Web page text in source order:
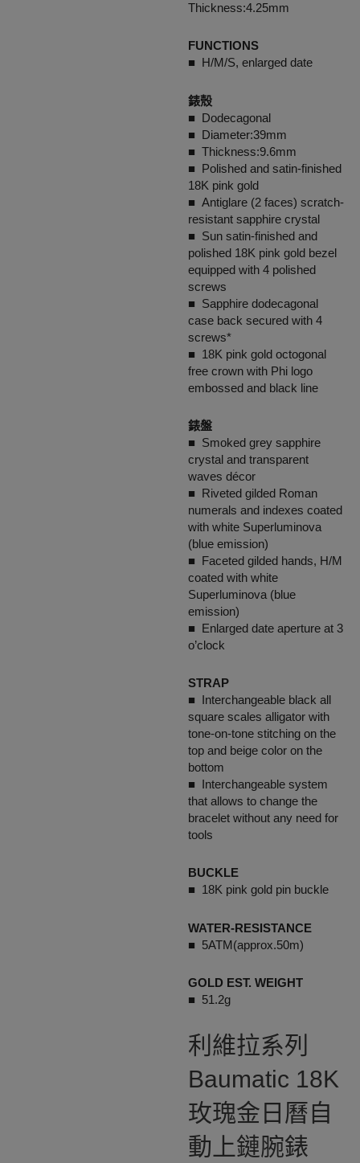
Thickness:4.25mm
FUNCTIONS
■ H/M/S, enlarged date
錶殼
■ Dodecagonal
■ Diameter:39mm
■ Thickness:9.6mm
■ Polished and satin-finished
18K pink gold
■ Antiglare (2 faces) scratch-
resistant sapphire crystal
■ Sun satin-finished and
polished 18K pink gold bezel
equipped with 4 polished
screws
■ Sapphire dodecagonal
case back secured with 4
screws*
■ 18K pink gold octogonal
free crown with Phi logo
embossed and black line
錶盤
■ Smoked grey sapphire
crystal and transparent
waves décor
■ Riveted gilded Roman
numerals and indexes coated
with white Superluminova
(blue emission)
■ Faceted gilded hands, H/M
coated with white
Superluminova (blue
emission)
■ Enlarged date aperture at 3
o’clock
STRAP
■ Interchangeable black all
square scales alligator with
tone-on-tone stitching on the
top and beige color on the
bottom
■ Interchangeable system
that allows to change the
bracelet without any need for
tools
BUCKLE
■ 18K pink gold pin buckle
WATER-RESISTANCE
■ 5ATM(approx.50m)
GOLD EST. WEIGHT
■ 51.2g
利維拉系列
Baumatic 18K
玫瑰金日曆自
動上鏈腕錶